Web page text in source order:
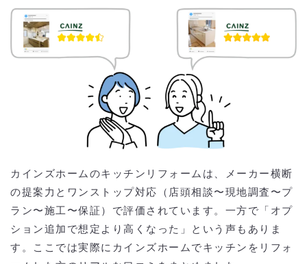
カインズホームのキッチンリフォームは、メーカー横断
の提案力とワンストップ対応（店頭相談〜現地調査〜プ
ラン〜施工〜保証）で評価されています。一方で「オプ
ション追加で想定より高くなった」という声もありま
す。ここでは実際にカインズホームでキッチンをリフォ